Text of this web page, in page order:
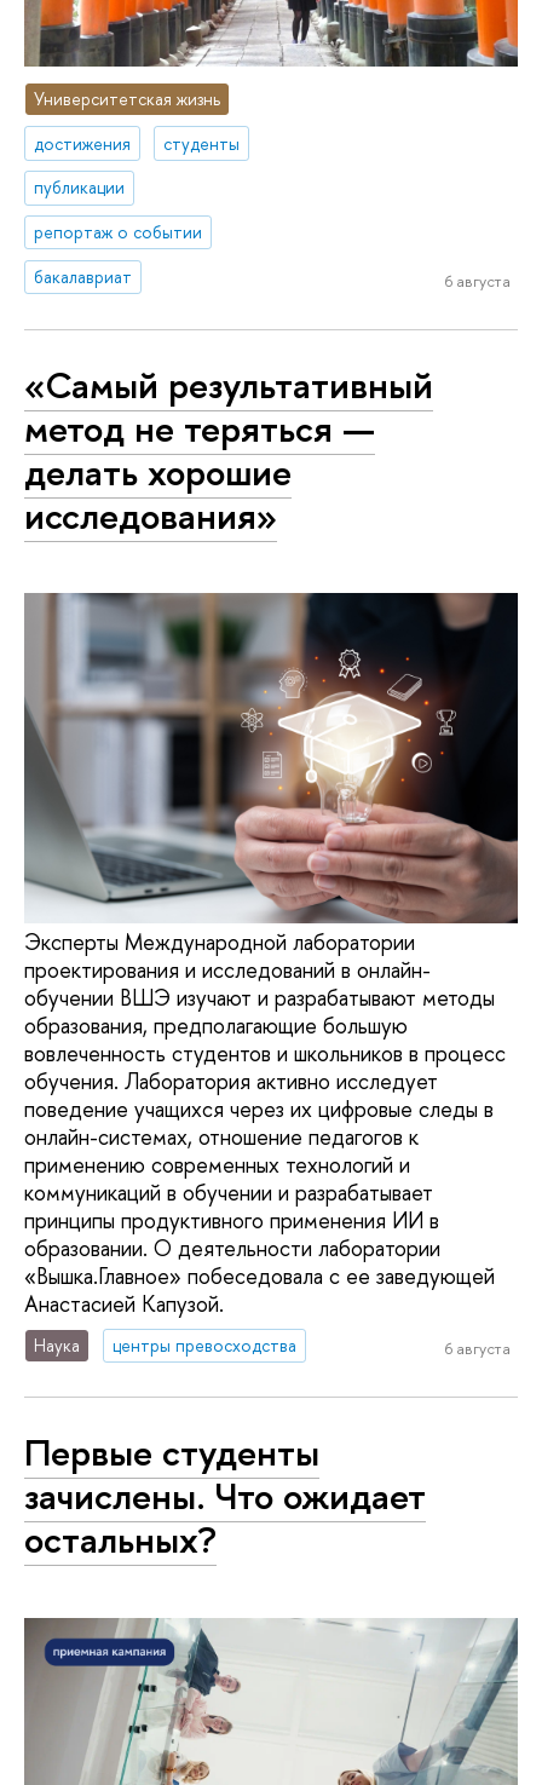
Университетская жизнь
достижения
студенты
публикации
репортаж о событии
бакалавриат
6 августа
«Самый результативный
метод не теряться —
делать хорошие
исследования»
Эксперты Международной лаборатории
проектирования и исследований в онлайн-
обучении ВШЭ изучают и разрабатывают методы
образования, предполагающие большую
вовлеченность студентов и школьников в процесс
обучения. Лаборатория активно исследует
поведение учащихся через их цифровые следы в
онлайн-системах, отношение педагогов к
применению современных технологий и
коммуникаций в обучении и разрабатывает
принципы продуктивного применения ИИ в
образовании. О деятельности лаборатории
«Вышка.Главное» побеседовала с ее заведующей
Анастасией Капузой.
Наука центры превосходства 6 августа
Первые студенты
зачислены. Что ожидает
остальных?